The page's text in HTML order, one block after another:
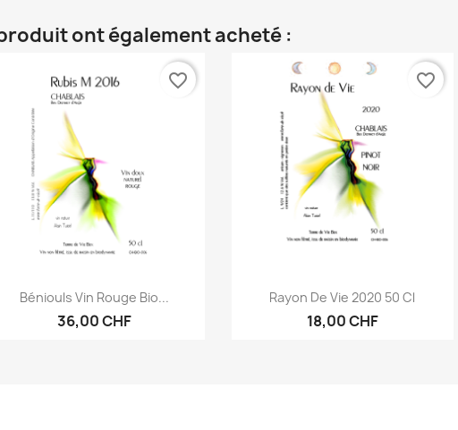
ont également acheté :
Aperçu rapide
Béniouls Vin Rouge Bio...
36,00 CHF
favorite_border
Aperçu rapide
Rayon De Vie 2020 50 Cl
18,00 CHF
favorite_border